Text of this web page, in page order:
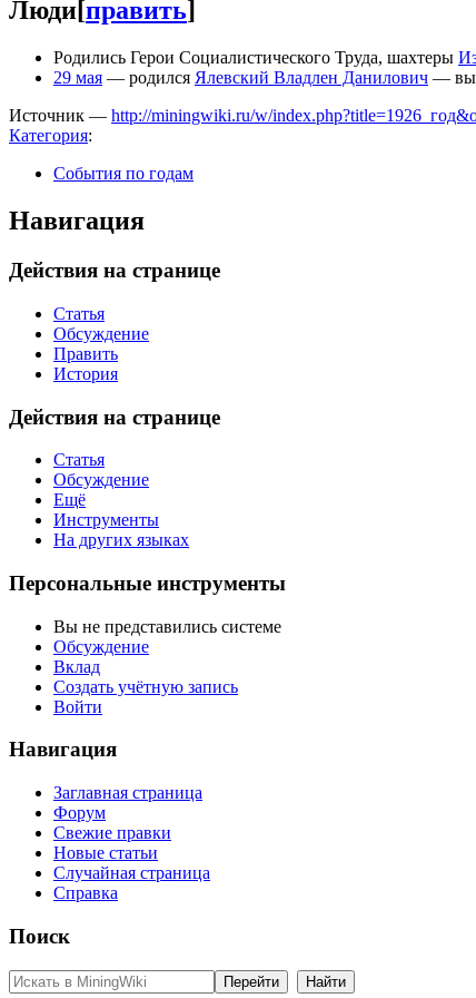
Люди[править]
Родились Герои Социалистического Труда, шахтеры
29 мая — родился Ялевский Владлен Данилович —
Источник — http://miningwiki.ru/w/
Категория:
События по годам
Навигация
Действия на странице
Статья
Обсуждение
Править
История
Действия на странице
Статья
Обсуждение
Ещё
Инструменты
На других языках
Персональные инструменты
Вы не представились системе
Обсуждение
Вклад
Создать учётную запись
Войти
Навигация
Заглавная страница
Форум
Свежие правки
Новые статьи
Случайная страница
Справка
Поиск